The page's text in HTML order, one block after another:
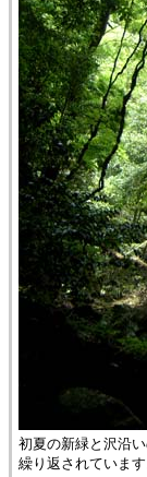
初夏の新緑と沢沿
繰り返されています